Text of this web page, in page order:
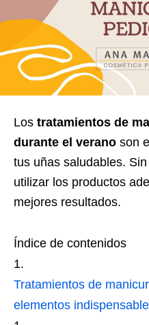
Los tratamientos de
durante el verano son
tus uñas saludables.
utilizar los productos
mejores resultados.
Índice de contenidos
Tratamientos de
elementos